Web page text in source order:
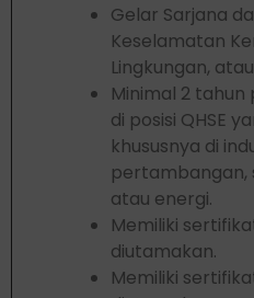
Gelar Sarjana
Keselamatan
Lingkungan,
Minimal 2
di posisi QHSE
khususnya di
pertambangan,
atau energi.
Memiliki
diutamakan.
Memiliki